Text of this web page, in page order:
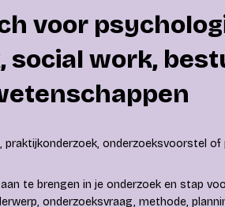
voor
social work,
onderzoeksvoorstel of
te brengen in je onderzoek en stap
onderzoeksvraag, methode,